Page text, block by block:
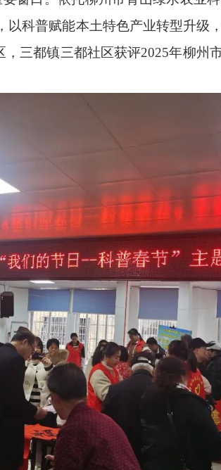
以科普赋能本土特色产业转型升级
三都镇三都社区获评2025年柳州